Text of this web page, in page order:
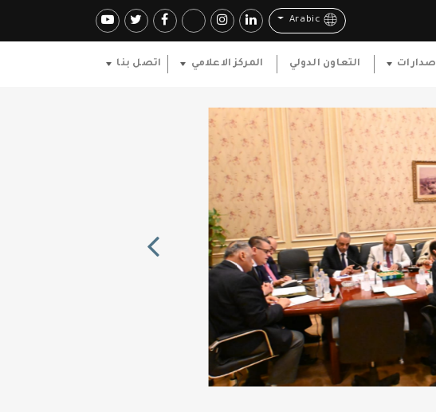
Arabic
التعاون الدولي المركز الاعلامي اتصل بنا